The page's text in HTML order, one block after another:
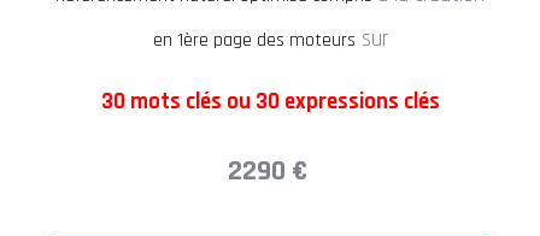
en 1ère page des moteurs sur
30 mots clés ou 30 expressions clés
2290 €